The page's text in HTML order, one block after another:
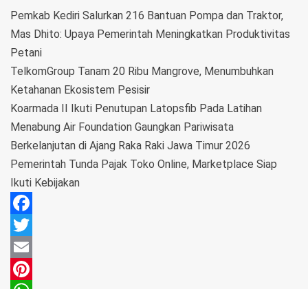
Pemkab Kediri Salurkan 216 Bantuan Pompa dan Traktor,
Mas Dhito: Upaya Pemerintah Meningkatkan Produktivitas
Petani
TelkomGroup Tanam 20 Ribu Mangrove, Menumbuhkan
Ketahanan Ekosistem Pesisir
Koarmada II Ikuti Penutupan Latopsfib Pada Latihan
Menabung Air Foundation Gaungkan Pariwisata
Berkelanjutan di Ajang Raka Raki Jawa Timur 2026
Pemerintah Tunda Pajak Toko Online, Marketplace Siap
Ikuti Kebijakan
Facebook
Twitter
Email